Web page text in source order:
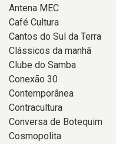
Antena MEC
Café Cultura
Cantos do Sul da Terra
Clássicos da manhã
Clube do Samba
Conexão 30
Contemporânea
Contracultura
Conversa de Botequim
Cosmopolita